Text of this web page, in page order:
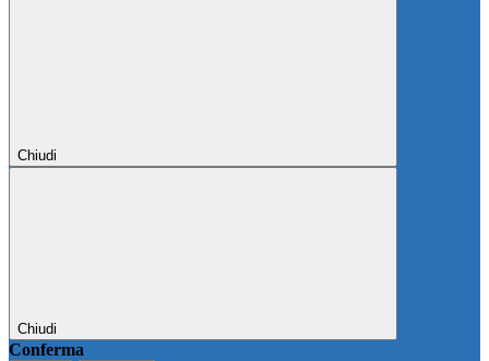
Chiudi
Chiudi
Conferma